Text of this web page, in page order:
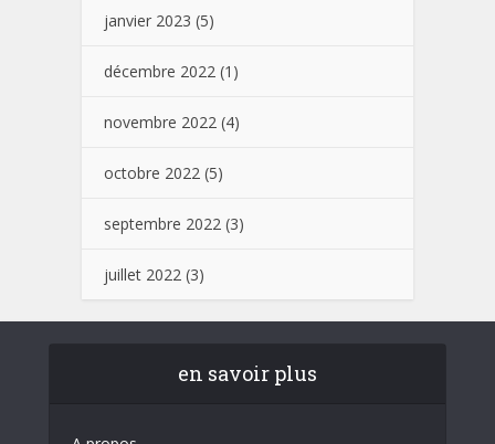
janvier 2023 (5)
décembre 2022 (1)
novembre 2022 (4)
octobre 2022 (5)
septembre 2022 (3)
juillet 2022 (3)
en savoir plus